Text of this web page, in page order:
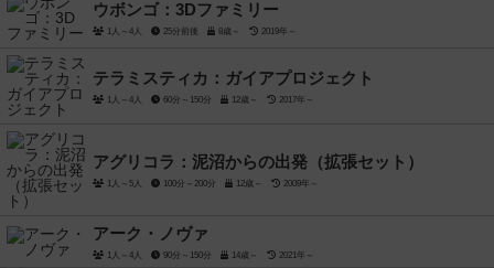
ウボンゴ：3Dファミリー
1人～4人 25分前後 8歳～ 2019年～
テラミスティカ：ガイアプロジェクト
1人～4人 60分～150分 12歳～ 2017年～
アグリコラ：泥沼からの出発（拡張セット）
1人～5人 100分～200分 12歳～ 2009年～
アーク・ノヴァ
1人～4人 90分～150分 14歳～ 2021年～